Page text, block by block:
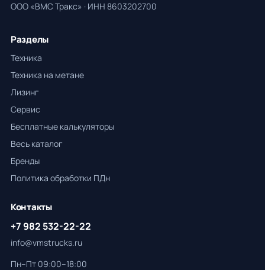
ООО «ВМС Тракс» · ИНН 8603202700
Разделы
Техника
Техника на метане
Лизинг
Сервис
Бесплатные калькуляторы
Весь каталог
Бренды
Политика обработки ПДн
Контакты
+7 982 532-22-22
info@vmstrucks.ru
Пн–Пт 09:00–18:00